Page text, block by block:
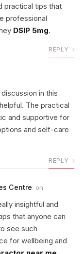
practical tips that
professional
DSIP 5mg.
REPLY
in this
The practical
and supportive for
and self-care
REPLY
Centre on
insightful and
that anyone can
see such
for wellbeing and